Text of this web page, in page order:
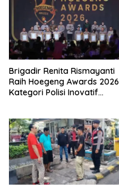
Brigadir Renita Rismayanti
Raih Hoegeng Awards 2026
Kategori Polisi Inovatif